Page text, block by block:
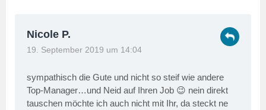
Nicole P.
19. September 2019 um 14:04
sympathisch die Gute und nicht so steif wie andere
Top-Manager…und Neid auf Ihren Job 😉 nein direkt
tauschen möchte ich auch nicht mit Ihr, da steckt ne